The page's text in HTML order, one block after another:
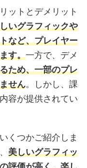
ットとデメリット
いグラフィックや
など、プレイヤー
す。一方で、デメ
ため、一部のプレ
せん。しかし、課
容が提供されてい
くつかご紹介しま
美しいグラフィッ